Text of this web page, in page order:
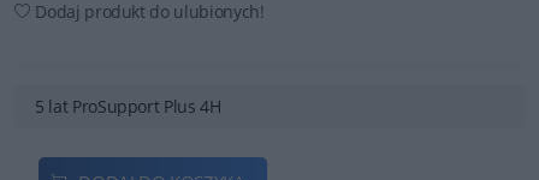
Dodaj produkt do ulubionych!
5 lat ProSupport Plus 4H